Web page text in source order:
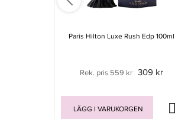
Paris Hilton Luxe Rush Edp 100ml
Rek. pris 559 kr 309 kr
LÄGG I VARUKORGEN